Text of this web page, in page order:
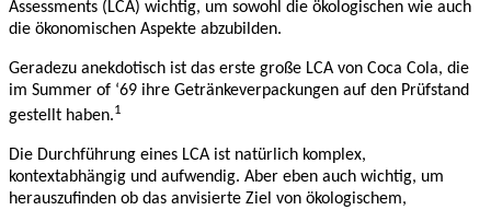
Assessments (LCA) wichtig, um sowohl die ökologischen wie auch
die ökonomischen Aspekte abzubilden.
Geradezu anekdotisch ist das erste große LCA von Coca Cola, die
im Summer of ‘69 ihre Getränkeverpackungen auf den Prüfstand
gestellt haben.1
Die Durchführung eines LCA ist natürlich komplex,
kontextabhängig und aufwendig. Aber eben auch wichtig, um
herauszufinden ob das anvisierte Ziel von ökologischem,